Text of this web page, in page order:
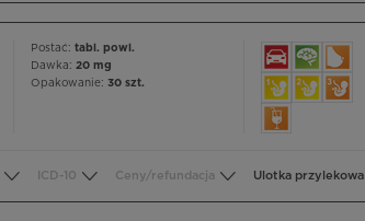
Postać: tabl. powl.
Dawka: 20 mg
Opakowanie: 30 szt.
ICD-10 Ceny/refundacja Ulotka przylekowa